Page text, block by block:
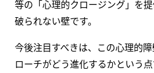
等の「心理的クロージング」を
破られない壁です。
今後注目すべきは、この心理的
ローチがどう進化するかという